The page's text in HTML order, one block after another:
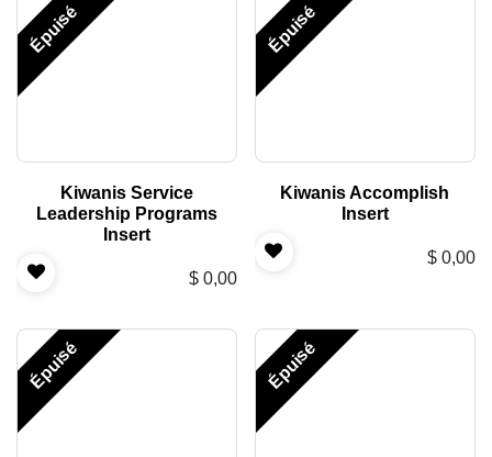
Épuisé
Kiwanis Service
Leadership Programs
Insert
$ 0,00
Épuisé
Kiwanis Accomplish
Insert
$ 0,00
Épuisé Épuisé